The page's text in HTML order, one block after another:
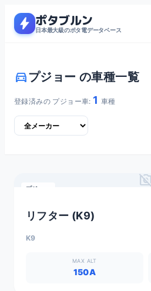
bolt ポタブルン
日本最大級のポタ電データベース
directions_carプジョー の車種一覧
登録済みの プジョー車: 1車種
no_photography
プジョー
リフター (K9)
K9
MAX ALT
150A